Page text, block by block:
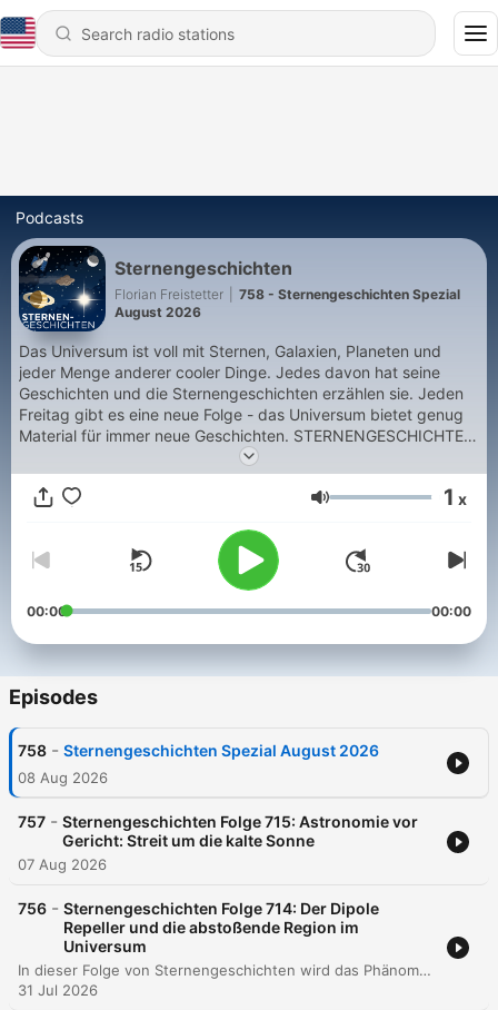
Podcasts
Sternengeschichten
Florian Freistetter
758 - Sternengeschichten Spezial
August 2026
Das Universum ist voll mit Sternen, Galaxien, Planeten und
jeder Menge anderer cooler Dinge. Jedes davon hat seine
Geschichten und die Sternengeschichten erzählen sie. Jeden
Freitag gibt es eine neue Folge - das Universum bietet genug
Material für immer neue Geschichten. STERNENGESCHICHTEN
LIVE TOUR 2025! Tickets unter https://sternengeschichten.live
Wer den Podcast finanziell unterstützen möchte, kann das hier
tun: Mit PayPal (https://www.paypal.me/florianfreistetter),
Steady (https://steadyhq.com/sternengeschichten)
Volume 1 x
00:00 00:00
Episodes
758 - Sternengeschichten Spezial August 2026
08 Aug 2026
757 - Sternengeschichten Folge 715: Astronomie vor
Gericht: Streit um die kalte Sonne
07 Aug 2026
756 - Sternengeschichten Folge 714: Der Dipole
Repeller und die abstoßende Region im
Universum
In dieser Folge von Sternengeschichten wird das Phänomen des Dipol-Repellers untersucht. Anhand einer wissenschaftlichen Arbeit von Jehuda Hoffmann und seinem Team wird erläutert, dass die vermeintliche abstoßende Kraft im Universum kein Beweis für Antigravitation ist, sondern ein Resultat der großräumigen Bewegung von Galaxien in einem mitbewegten Koordinatensystem. Die Episode beleuchtet das Zusammenspiel zwischen massereichen Strukturen wie dem Shapley-Superhaufen und den leeren Regionen, den sogenannten Voids. Der Podcast erklärt die mathematische Methode, durch die die Expansion des Universums aus den Galaxienbewegungen herausgerechnet wird, um die zugrunde liegenden Gravitationsmuster sichtbar zu machen. Dabei wird verdeutlicht, wie die Entdeckung von unterdichten Regionen wie dem Dipol-Repeller dazu beiträgt, die Dynamik unseres kosmischen Nachbarschaftsraums und die Struktur des Superhaufens Laniakeia besser zu verstehen.
31 Jul 2026